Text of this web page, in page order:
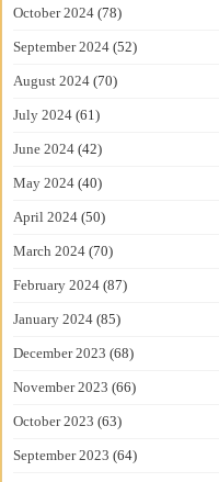
October 2024 (78)
September 2024 (52)
August 2024 (70)
July 2024 (61)
June 2024 (42)
May 2024 (40)
April 2024 (50)
March 2024 (70)
February 2024 (87)
January 2024 (85)
December 2023 (68)
November 2023 (66)
October 2023 (63)
September 2023 (64)